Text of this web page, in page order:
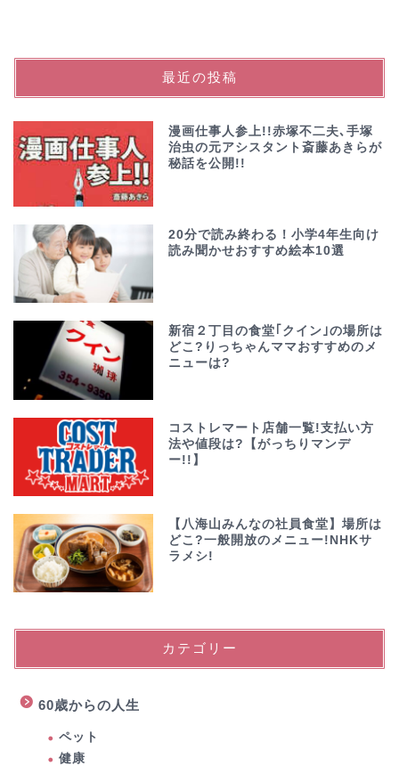
最近の投稿
漫画仕事人参上!!赤塚不二夫､手塚
治虫の元アシスタント斎藤あきらが
秘話を公開!!
20分で読み終わる！小学4年生向け
読み聞かせおすすめ絵本10選
新宿２丁目の食堂｢クイン｣の場所は
どこ?りっちゃんママおすすめのメ
ニューは?
コストレマート店舗一覧!支払い方
法や値段は?【がっちりマンデ
ー!!】
【八海山みんなの社員食堂】場所は
どこ?一般開放のメニュー!NHKサ
ラメシ!
カテゴリー
60歳からの人生
ペット
健康